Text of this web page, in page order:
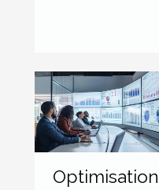
Optimisation